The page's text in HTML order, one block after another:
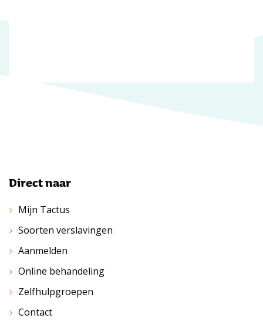
Direct naar
Mijn Tactus
Soorten verslavingen
Aanmelden
Online behandeling
Zelfhulpgroepen
Contact